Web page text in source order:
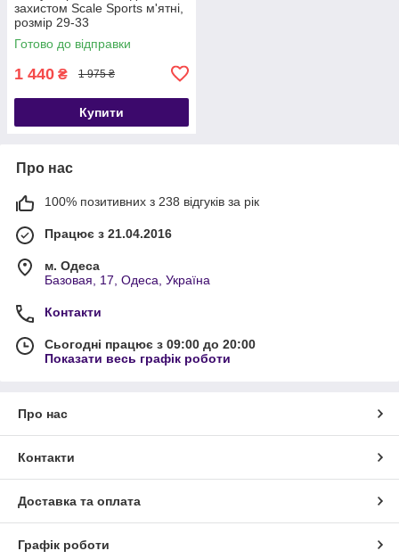
захистом Scale Sports м'ятні,
розмір 29-33
Готово до відправки
1 440 ₴ 1 975 ₴
Купити
Про нас
100% позитивних з 238 відгуків за рік
Працює з 21.04.2016
м. Одеса
Базовая, 17, Одеса, Україна
Контакти
Сьогодні працює з 09:00 до 20:00
Показати весь графік роботи
Про нас
Контакти
Доставка та оплата
Графік роботи